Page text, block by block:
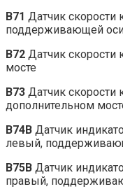
B71 Датчик скорости
поддерживающей
B72 Датчик скорости
мосте
B73 Датчик скорости
дополнительном
B74B Датчик
левый,
B75B Датчик
правый,